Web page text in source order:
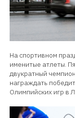
На спортивном
именитые атлеты.
двукратный
награждать
Олимпийских игр в